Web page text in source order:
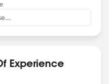
Experience